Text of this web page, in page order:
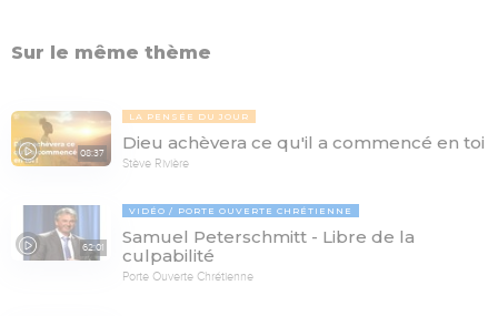
Sur le même thème
08:37
LA PENSÉE DU JOUR
Dieu achèvera ce qu'il a commencé en toi
Stève Rivière
62:01
VIDÉO PORTE OUVERTE CHRÉTIENNE
Samuel Peterschmitt - Libre de la
culpabilité
Porte Ouverte Chrétienne